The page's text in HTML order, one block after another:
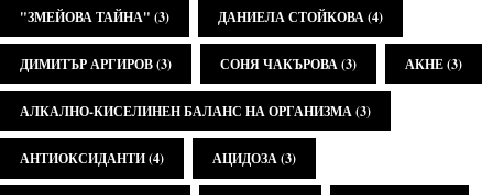
"ЗМЕЙОВА ТАЙНА" (3) ДАНИЕЛА СТОЙКОВА(4)
ДИМИТЪР АРГИРОВ(3) СОНЯ ЧАКЪРОВА(3) АКНЕ(3)
АЛКАЛНО-КИСЕЛИНЕН БАЛАНС НА ОРГАНИЗМА(3)
АНТИОКСИДАНТИ(4) АЦИДОЗА(3)